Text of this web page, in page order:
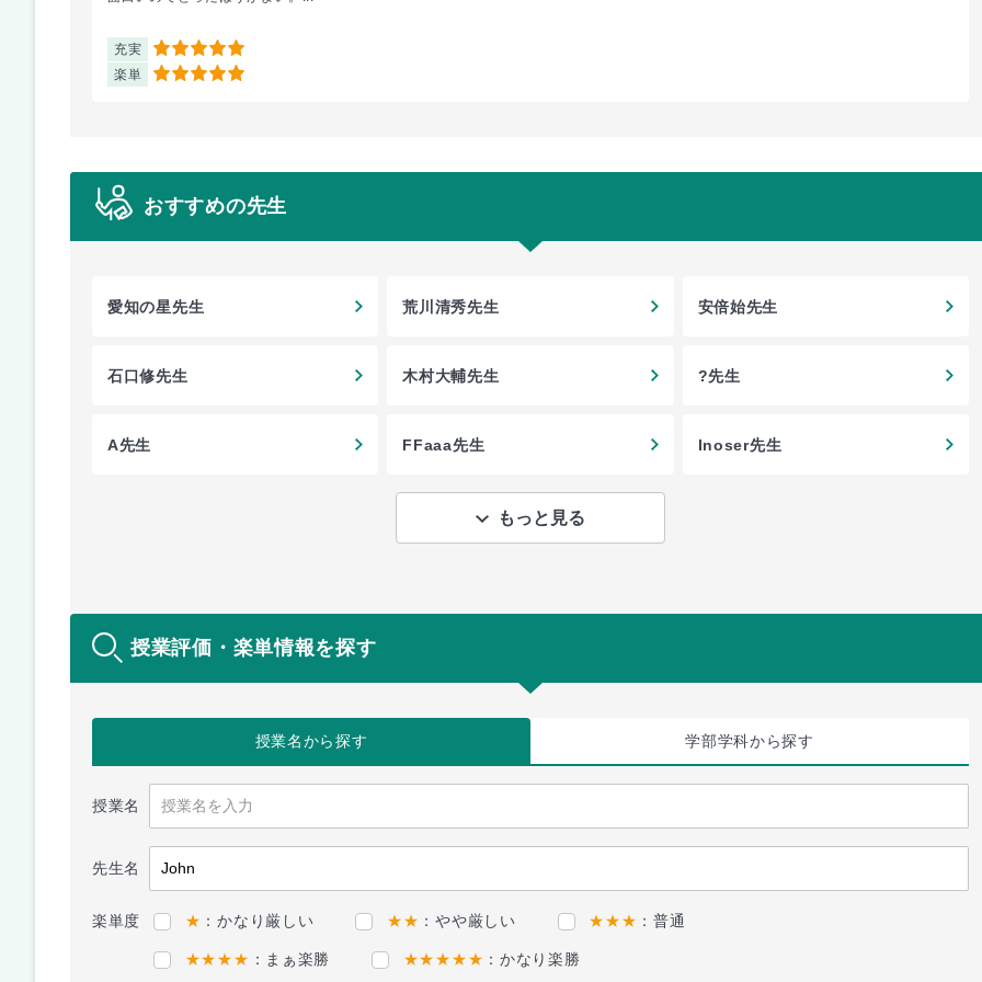
充実 5
楽単 5
おすすめの先生
愛知の星先生 荒川清秀先生 安倍始先生
石口修先生 木村大輔先生 ?先生
A先生 FFaaa先生 Inoser先生
もっと見る
授業評価・楽単情報を探す
授業名から探す 学部学科から探す
授業名
先生名
楽単度 ★ ：かなり厳しい ★★ ：やや厳しい ★★★ ：普通
★★★★ ：まぁ楽勝 ★★★★★ ：かなり楽勝